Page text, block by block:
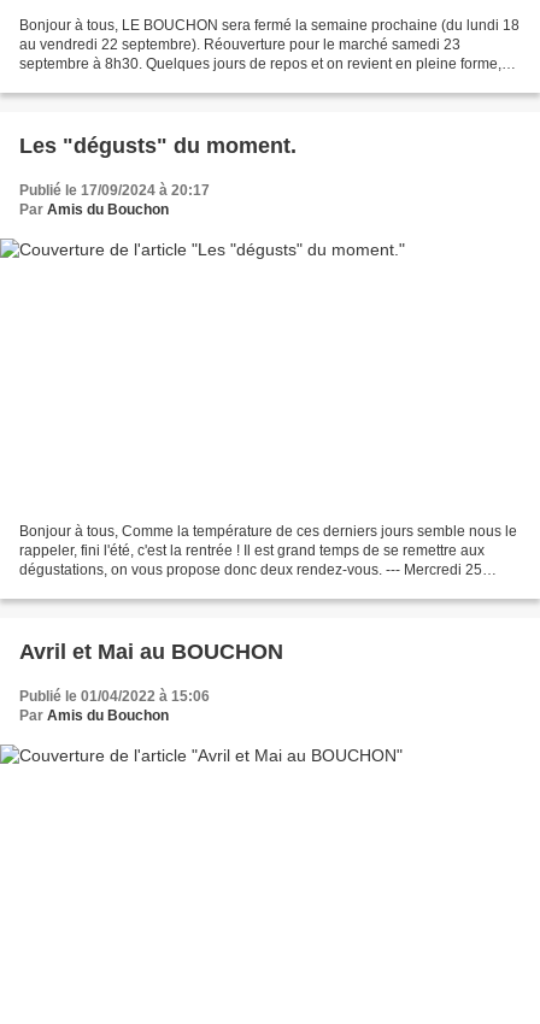
Bonjour à tous, LE BOUCHON sera fermé la semaine prochaine (du lundi 18
au vendredi 22 septembre). Réouverture pour le marché samedi 23
septembre à 8h30. Quelques jours de repos et on revient en pleine forme,
Les "dégusts" du moment.
Publié le 17/09/2024 à 20:17
Par Amis du Bouchon
Bonjour à tous, Comme la température de ces derniers jours semble nous le
rappeler, fini l'été, c'est la rentrée ! Il est grand temps de se remettre aux
dégustations, on vous propose donc deux rendez-vous. --- Mercredi 25
Avril et Mai au BOUCHON
Publié le 01/04/2022 à 15:06
Par Amis du Bouchon